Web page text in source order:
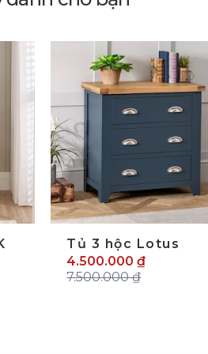
Tủ 3 hộc Lotus
4.500.000 ₫
7.500.000 ₫